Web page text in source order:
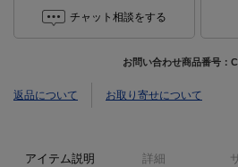
チャット相談をする
お問い合わせ商品番号：
返品について お取り寄せについて
アイテム説明 詳細